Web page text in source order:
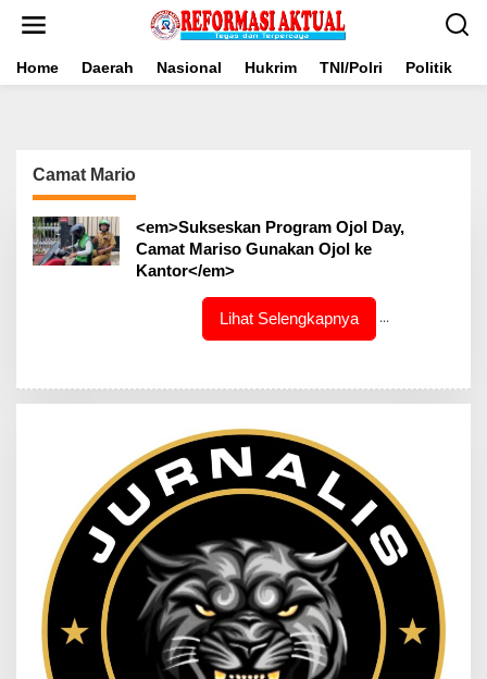
Home Daerah Nasional Hukrim TNI/Polri Politik
Camat Mario
<em>Sukseskan Program Ojol Day,
Camat Mariso Gunakan Ojol ke
Kantor</em>
Lihat Selengkapnya